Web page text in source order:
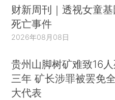
财新周刊｜透视女童
死亡事件
2026年08月08日
贵州山脚树矿难致16
三年 矿长涉罪被罢免
大代表